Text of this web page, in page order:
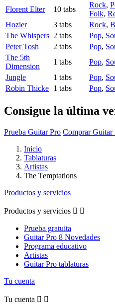
Florent Elter
10 tabs
Rock,
Folk,
Hozier
3 tabs Rock,
The Whispers 2 tabs Pop,
Peter Tosh
2 tabs Pop,
The 5th
Dimension
1 tabs Pop,
Jungle
1 tabs Pop,
Robin Thicke 1 tabs Pop,
Consigue la última
Prueba Guitar Pro Comprar Guitar
Inicio
Tablaturas
Artistas
The Temptations
Productos y servicios
Productos y servicios  
Prueba gratuita
Guitar Pro 8 Novedades
Programa educativo
Artistas
Guitar Pro tablaturas
Tu cuenta
Tu cuenta  